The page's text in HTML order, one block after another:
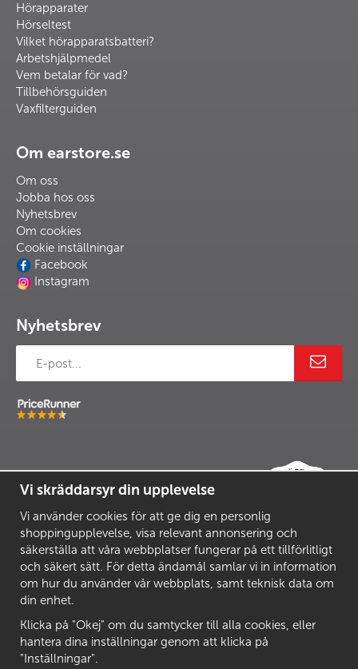
Hörapparater
Hörseltest
Vilket hörapparatsbatteri?
Arbetshjälpmedel
Vem betalar för vad?
Tillbehörsguiden
Vaxfilterguiden
Om earstore.se
Om oss
Jobba hos oss
Nyhetsbrev
Om cookies
Cookie inställningar
Facebook
Instagram
Nyhetsbrev
Vi skräddarsyr din upplevelse
Vi använder cookies för att ge dig en personlig
shoppingupplevelse, visa relevant annonsering och
säkerställa att våra webbplatser fungerar på ett tillförlitligt
och säkert sätt. För detta ändamål samlar vi in information
om hur du använder vår webbplats, samt teknisk data om
din enhet.
Klicka på "Okej" om du samtycker till alla cookies, eller
hantera dina inställningar genom att klicka på
"Inställningar".